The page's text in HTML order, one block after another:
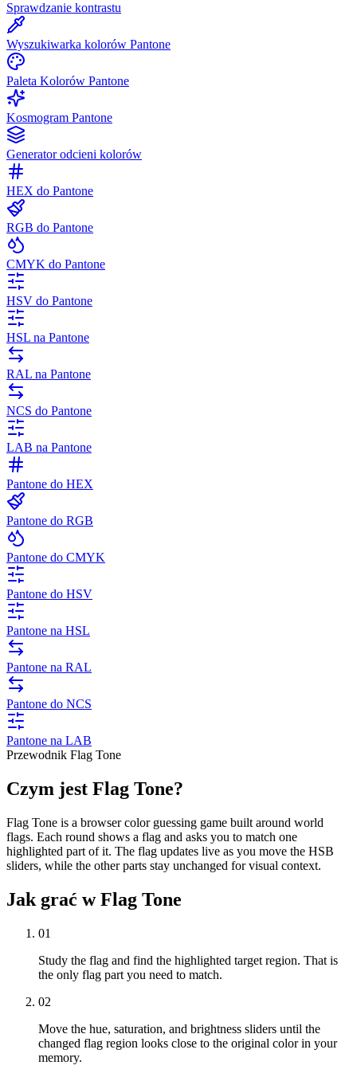
Sprawdzanie kontrastu
Wyszukiwarka kolorów Pantone
Paleta Kolorów Pantone
Kosmogram Pantone
Generator odcieni kolorów
HEX do Pantone
RGB do Pantone
CMYK do Pantone
HSV do Pantone
HSL na Pantone
RAL na Pantone
NCS do Pantone
LAB na Pantone
Pantone do HEX
Pantone do RGB
Pantone do CMYK
Pantone do HSV
Pantone na HSL
Pantone na RAL
Pantone do NCS
Pantone na LAB
Przewodnik Flag Tone
Czym jest Flag Tone?
Flag Tone is a browser color guessing game built around world
flags. Each round shows a flag and asks you to match one
highlighted part of it. The flag updates live as you move the HSB
sliders, while the other parts stay unchanged for visual context.
Jak grać w Flag Tone
01
Study the flag and find the highlighted target region. That is
the only flag part you need to match.
02
Move the hue, saturation, and brightness sliders until the
changed flag region looks close to the original color in your
memory.